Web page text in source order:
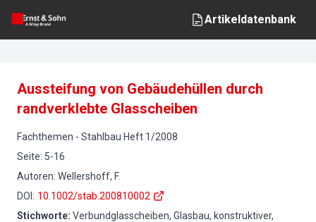
Artikeldatenbank
Aussteifung von Gebäudehüllen durch
randverklebte Glasscheiben
Fachthemen - Stahlbau Heft 1/2008
Seite: 5-16
Autoren: Wellershoff, F.
DOI : 10.1002/stab.200810002
Stichworte: Verbundglasscheiben, Glasbau, konstruktiver,